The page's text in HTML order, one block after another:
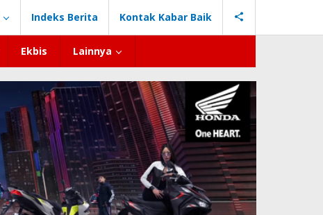
Indeks Berita Kontak Kabar Baik
Ekbis Lainnya